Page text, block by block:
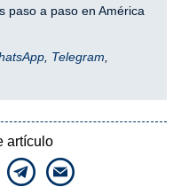
paso a paso en América
, Telegram,
artículo